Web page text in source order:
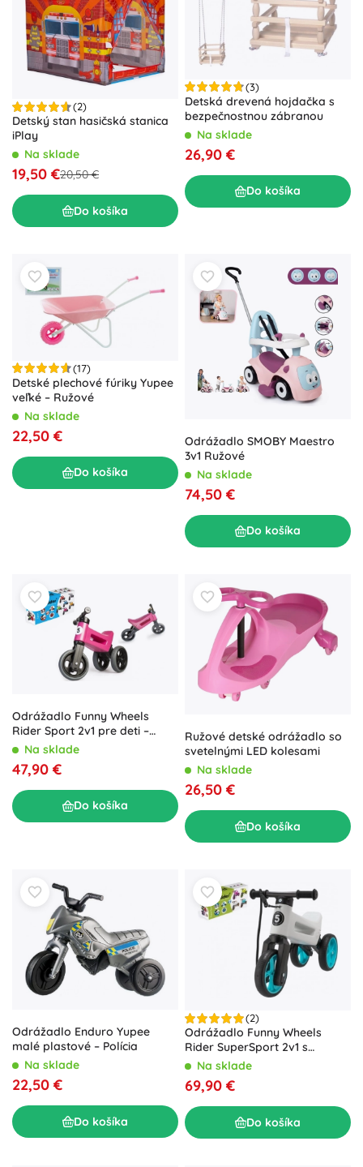
(2)
Detský stan hasičská stanica
iPlay
Na sklade
19,50 €20,50 €
Do košíka
(3)
Detská drevená hojdačka s
bezpečnostnou zábranou
Na sklade
26,90 €
Do košíka
(17)
Detské plechové fúriky Yupee
veľké – Ružové
Na sklade
22,50 €
Do košíka
Odrážadlo SMOBY Maestro
3v1 Ružové
Na sklade
74,50 €
Do košíka
Odrážadlo Funny Wheels
Rider Sport 2v1 pre deti –
Ružová
Na sklade
47,90 €
Do košíka
Ružové detské odrážadlo so
svetelnými LED kolesami
Na sklade
26,50 €
Do košíka
Odrážadlo Enduro Yupee
malé plastové – Polícia
Na sklade
22,50 €
Do košíka
(2)
Odrážadlo Funny Wheels
Rider SuperSport 2v1 s
popruhom – Bielo-tyrkysová
Na sklade
69,90 €
Do košíka